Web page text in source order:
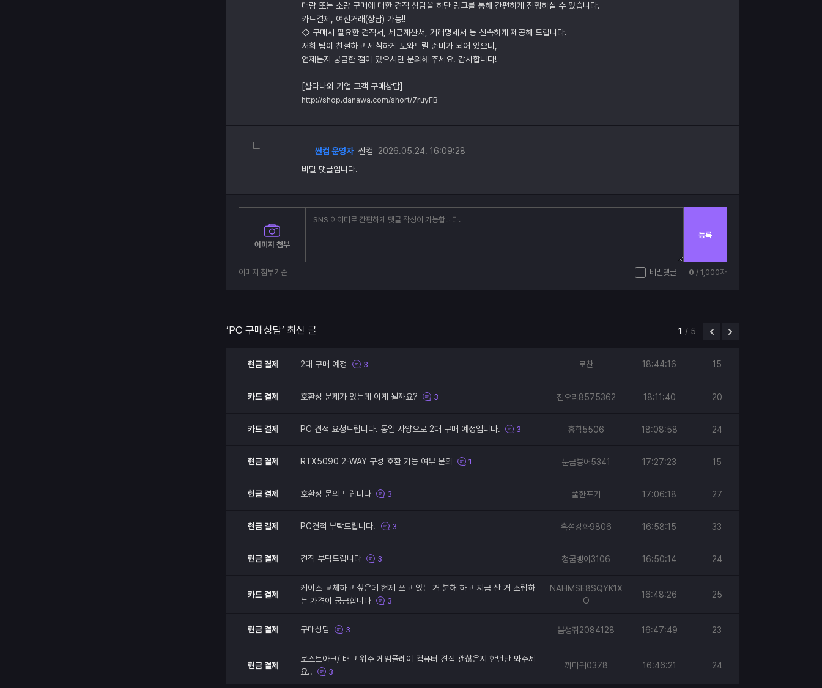
대량 또는 소량 구매에 대한 견적 상담을 하단 링크를 통해 간편하게 진행하실 수 있습니다.
카드결제, 여신거래(상담) 가능!!
◇ 구매시 필요한 견적서, 세금계산서, 거래명세서 등 신속하게 제공해 드립니다.
저희 팀이 친절하고 세심하게 도와드릴 준비가 되어 있으니,
언제든지 궁금한 점이 있으시면 문의해 주세요. 감사합니다!
[샵다나와 기업 고객 구매상담]
http://shop.danawa.com/short/7ruyFB
싼컴 운영자 싼컴
2026.05.24. 16:09:28
비밀 댓글입니다.
이미지 첨부
등록
이미지 첨부기준 비밀댓글 0 / 1,000자
’PC 구매상담’ 최신 글 1 / 5
현금 결제 2대 구매 예정 3 로찬 18:44:16 15
카드 결제 호환성 문제가 있는데 이게 될까요? 3 진오리8575362 18:11:40 20
카드 결제 PC 견적 요청드립니다. 동일 사양으로 2대 구매 예정입니다. 3 홍학5506 18:08:58 24
현금 결제 RTX5090 2-WAY 구성 호환 가능 여부 문의 1 눈금붕어5341 17:27:23 15
현금 결제 호환성 문의 드립니다 3 풀한포기 17:06:18 27
현금 결제 PC견적 부탁드립니다. 3 흑설강화9806 16:58:15 33
현금 결제 견적 부탁드립니다 3 청굼벵이3106 16:50:14 24
카드 결제
케이스 교체하고 싶은데 현제 쓰고 있는 거 분해 하고 지금 산 거 조립하
는 가격이 궁금합니다
3
NAHMSE8SQYK1X
O
16:48:26 25
현금 결제 구매상담 3 봄생쥐2084128 16:47:49 23
현금 결제
로스트아크/ 배그 위주 게임플레이 컴퓨터 견적 괜찮은지 한번만 봐주세
요..
3
까마귀0378 16:46:21 24